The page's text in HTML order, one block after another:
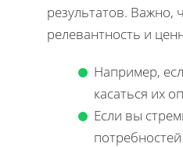
результатов. Важно,
релевантность и
Например,
касаться их
Если вы